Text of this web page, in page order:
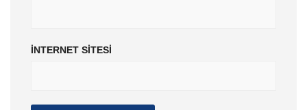
İNTERNET SITESI